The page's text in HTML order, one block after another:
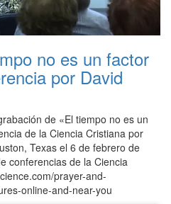
no es un factor
por David
de «El tiempo no es un
de la Ciencia Cristiana por
Texas el 6 de febrero de
conferencias de la Ciencia
prayer-and-
online-and-near-you